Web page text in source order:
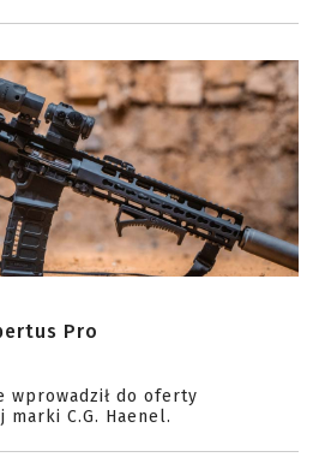
Pro
wprowadził do oferty
C.G. Haenel.